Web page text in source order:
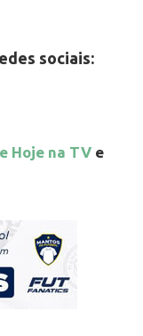
sociais:
Hoje na TV e